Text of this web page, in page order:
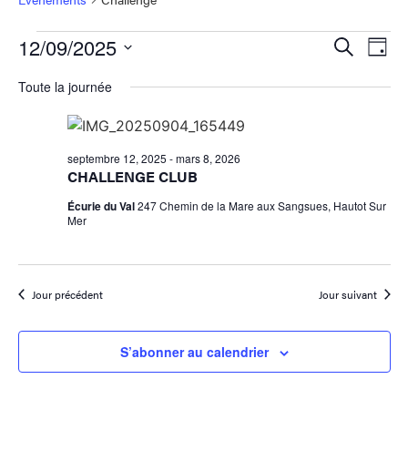
et
Recherche
de
Jour
12/09/2025
une
date.
Toute la journée
CHALLENGE CLUB
septembre 12, 2025 -mars 8, 2026
Écurie du Val247 Chemin de la Mare aux Sangsues, Hautot Sur
Mer
Jour précédent Jour suivant
S’abonner au calendrier